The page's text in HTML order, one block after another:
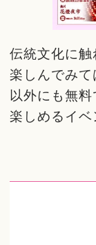
伝統文化に
楽しんでみ
以外にも無
楽しめるイベ